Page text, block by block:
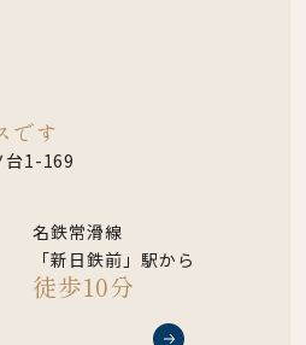
です
台1-169
名鉄常滑線
「新日鉄前」駅から
徒歩10分